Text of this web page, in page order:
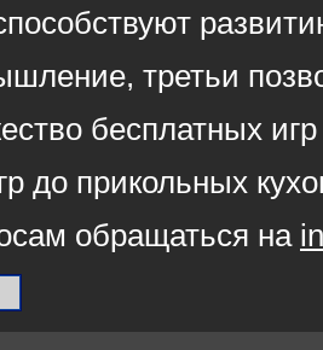
третьи
бесплатных
до прикольных
обращаться на